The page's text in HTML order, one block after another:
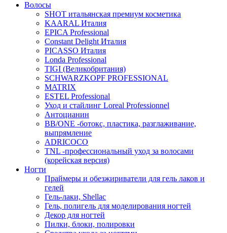
Волосы
SHOT итальянская премиум косметика
KAARAL Италия
EPICA Professional
Constant Delight Италия
PICASSO Италия
Londa Professional
TIGI (Великобритания)
SCHWARZKOPF PROFESSIONAL
MATRIX
ESTEL Professional
Уход и стайлинг Loreal Professionnel
Антоцианин
BB/ONE -ботокс, пластика, разглаживание,
выпрямление
ADRICOCO
TNL -профессиональный уход за волосами
(корейская версия)
Ногти
Праймеры и обезжириватели для гель лаков и
гелей
Гель-лаки, Shellac
Гель, полигель для моделирования ногтей
Декор для ногтей
Пилки, блоки, полировки